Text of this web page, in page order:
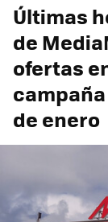
Últimas
de
ofertas
de enero